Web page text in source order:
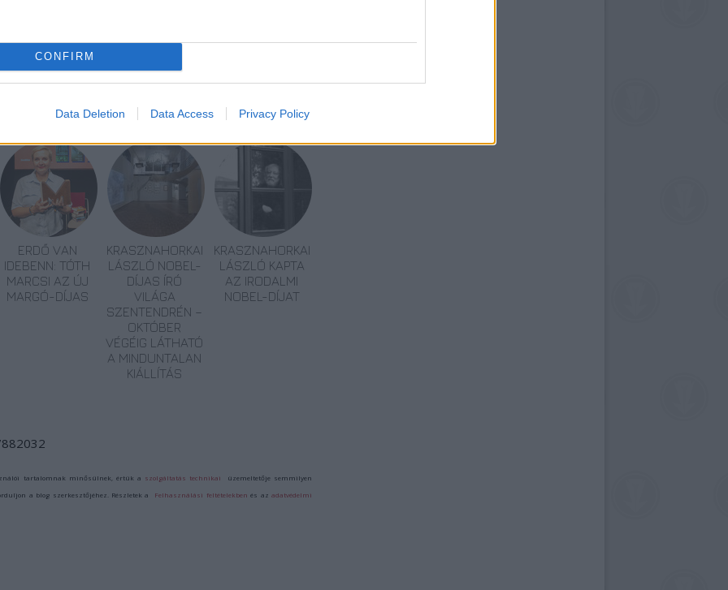
CONFIRM
Data Deletion Data Access Privacy Policy
ERDŐ VAN
IDEBENN: TÓTH
MARCSI AZ ÚJ
MARGÓ-DÍJAS
KRASZNAHORKAI
LÁSZLÓ NOBEL-
DÍJAS ÍRÓ
VILÁGA
SZENTENDRÉN –
OKTÓBER
VÉGÉIG LÁTHATÓ
A MINDUNTALAN
KIÁLLÍTÁS
KRASZNAHORKAI
LÁSZLÓ KAPTA
AZ IRODALMI
NOBEL-DÍJAT
tartalomnak minősülnek, értük a szolgáltatás technikai üzemeltetője semmilyen
a blog szerkesztőjéhez. Részletek a Felhasználási feltételekben és azadatvédelmi